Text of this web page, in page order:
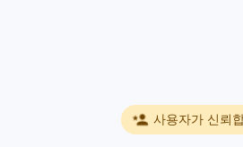
사용자가 신뢰